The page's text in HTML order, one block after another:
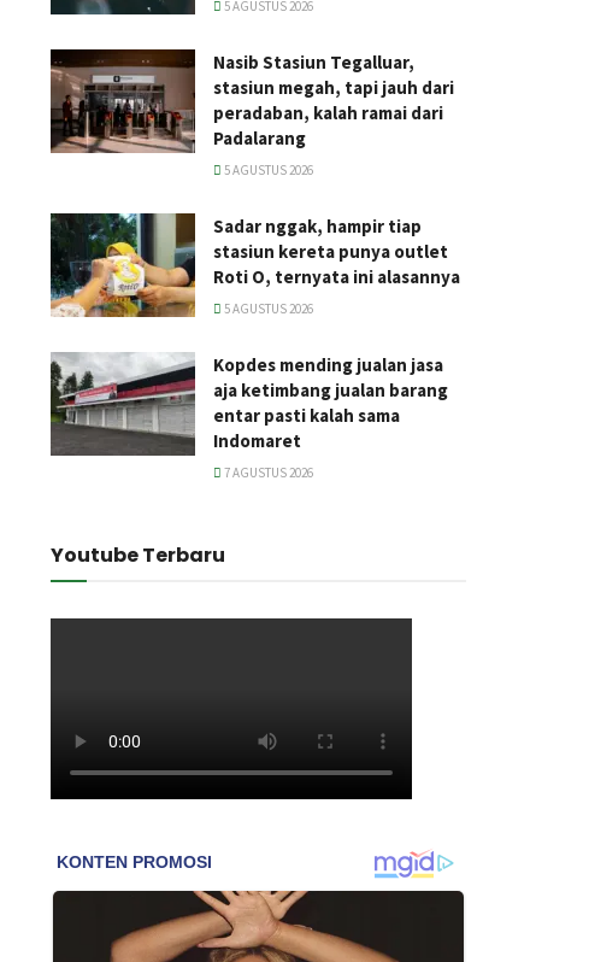
5 AGUSTUS 2026
Nasib Stasiun Tegalluar,
stasiun megah, tapi jauh dari
peradaban, kalah ramai dari
Padalarang
5 AGUSTUS 2026
Sadar nggak, hampir tiap
stasiun kereta punya outlet
Roti O, ternyata ini alasannya
5 AGUSTUS 2026
Kopdes mending jualan jasa
aja ketimbang jualan barang
entar pasti kalah sama
Indomaret
7 AGUSTUS 2026
Youtube Terbaru